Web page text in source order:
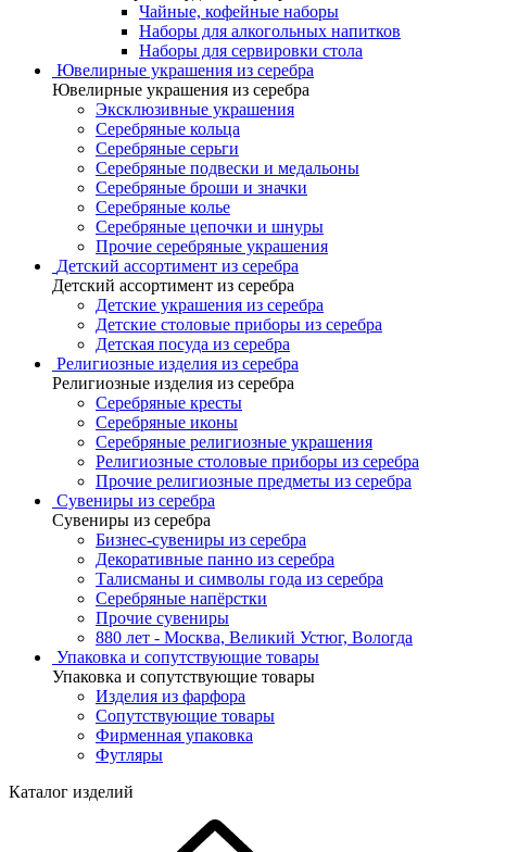
Чайные, кофейные наборы
Наборы для алкогольных напитков
Наборы для сервировки стола
Ювелирные украшения из серебра
Ювелирные украшения из серебра
Эксклюзивные украшения
Серебряные кольца
Серебряные серьги
Серебряные подвески и медальоны
Серебряные броши и значки
Серебряные колье
Серебряные цепочки и шнуры
Прочие серебряные украшения
Детский ассортимент из серебра
Детский ассортимент из серебра
Детские украшения из серебра
Детские столовые приборы из серебра
Детская посуда из серебра
Религиозные изделия из серебра
Религиозные изделия из серебра
Серебряные кресты
Серебряные иконы
Серебряные религиозные украшения
Религиозные столовые приборы из серебра
Прочие религиозные предметы из серебра
Сувениры из серебра
Сувениры из серебра
Бизнес-сувениры из серебра
Декоративные панно из серебра
Талисманы и символы года из серебра
Серебряные напёрстки
Прочие сувениры
880 лет - Москва, Великий Устюг, Вологда
Упаковка и сопутствующие товары
Упаковка и сопутствующие товары
Изделия из фарфора
Сопутствующие товары
Фирменная упаковка
Футляры
Каталог изделий